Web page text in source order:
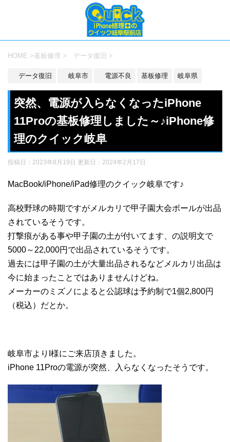
HOME >基板修理 > データ復旧 >
データ復旧 岐阜市 電源不良 基板修理 岐阜県
突然、電源が入らなくなったiPhone
11Proの基板修理しました～♪iPhone修
理のクイック岐阜
投稿日：2023年8月19日 更新日： 2024年2月17日
MacBook/iPhone/iPad修理のクイック岐阜です♪
高校野球の時期ですがメルカリで甲子園大会ボールが出品
されているそうです。
打撃痕がある事や甲子園の土が付いてます、の説明文で
5000～22,000円で出品されているそうです。
過去には甲子園の土が大量出品されるなどメルカリ出品は
今に始まったことではありませんけどね。
メーカーのミズノによると公認球は予約制で1個2,800円
（税込）だとか。
岐阜市よりI様にご来店頂きました。
iPhone 11Proの電源が突然、入らなくなったそうです。